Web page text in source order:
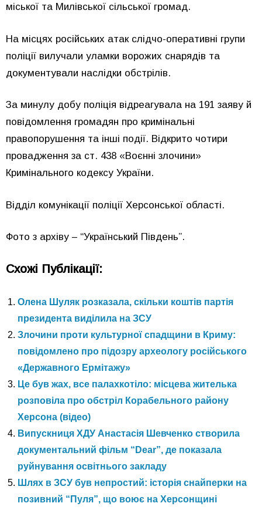
міської та Милівської сільської громад.
На місцях російських атак слідчо-оперативні групи
поліції вилучали уламки ворожих снарядів та
документували наслідки обстрілів.
За минулу добу поліція відреагувала на 191 заяву й
повідомлення громадян про кримінальні
правопорушення та інші події. Відкрито чотири
провадження за ст. 438 «Воєнні злочини»
Кримінального кодексу України.
Відділ комунікації поліції Херсонської області.
Фото з архіву – “Український Південь”.
Схожі Публікації:
Олена Шуляк розказала, скільки коштів партія
президента виділила на ЗСУ
Злочини проти культурної спадщини в Криму:
повідомлено про підозру археологу російського
«Державного Ермітажу»
Це був жах, все палахкотіло: місцева жителька
розповіла про обстріл Корабельного району
Херсона (відео)
Випускниця ХДУ Анастасія Шевченко створила
документальний фільм “Dear”, де показала
руйнування освітнього закладу
Шлях в ЗСУ був непростий: історія снайперки на
позивний “Пуля”, що воює на Херсонщині